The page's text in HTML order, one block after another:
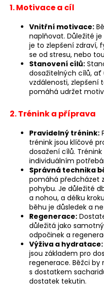
1. Motivace a cíl
Vnitřní motivace:
naplňovat. Důležité
je to zlepšení zdraví,
se od stresu, nebo
Stanovení cílů:
dosažitelných cílů,
vzdálenosti, zlepšení
pomáhá udržet
2. Trénink a příprava
Pravidelný trénink:
trénink jsou klíčové
dosažení cílů.
individuálním
Správná technika
pomáhá předcházet
pohybu. Je důležité
a nohou, a délku
běhu je důsledek a
Regenerace:
důležitá jako
odpočinek a
Výživa a hydratace:
jsou základem pro
regenerace. Běžci
s dostatkem
dostatek tekutin.
o
BĚŽECKÁ
BUNDA
RONHILL
EVERYDAY
JACKET